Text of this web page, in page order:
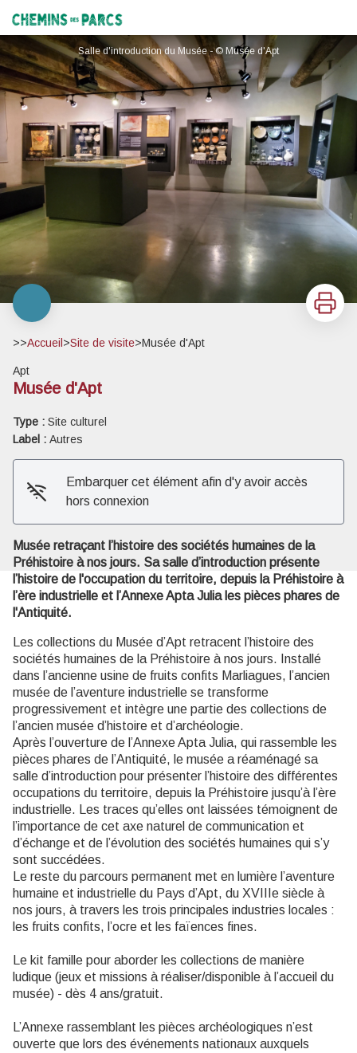
Chemins des Parcs
Salle d'introduction du Musée - © Musée d'Apt
Imprimer
>>Accueil >Site de visite>Musée d'Apt
Apt
Musée d'Apt
Type : Site culturel
Label : Autres
Embarquer cet élément afin d'y avoir accès
hors connexion
Musée retraçant l’histoire des sociétés humaines de la
Préhistoire à nos jours. Sa salle d’introduction présente
l’histoire de l'occupation du territoire, depuis la Préhistoire à
l’ère industrielle et l’Annexe Apta Julia les pièces phares de
l'Antiquité.
Les collections du Musée d’Apt retracent l’histoire des
sociétés humaines de la Préhistoire à nos jours. Installé
dans l’ancienne usine de fruits confits Marliagues, l’ancien
musée de l’aventure industrielle se transforme
progressivement et intègre une partie des collections de
l’ancien musée d’histoire et d’archéologie.
Après l’ouverture de l’Annexe Apta Julia, qui rassemble les
pièces phares de l’Antiquité, le musée a réaménagé sa
salle d’introduction pour présenter l’histoire des différentes
occupations du territoire, depuis la Préhistoire jusqu’à l’ère
industrielle. Les traces qu’elles ont laissées témoignent de
l’importance de cet axe naturel de communication et
d’échange et de l’évolution des sociétés humaines qui s’y
sont succédées.
Le reste du parcours permanent met en lumière l’aventure
humaine et industrielle du Pays d’Apt, du XVIIIe siècle à
nos jours, à travers les trois principales industries locales :
les fruits confits, l’ocre et les faïences fines.
Le kit famille pour aborder les collections de manière
ludique (jeux et missions à réaliser/disponible à l’accueil du
musée) - dès 4 ans/gratuit.
L’Annexe rassemblant les pièces archéologiques n’est
ouverte que lors des événements nationaux auxquels